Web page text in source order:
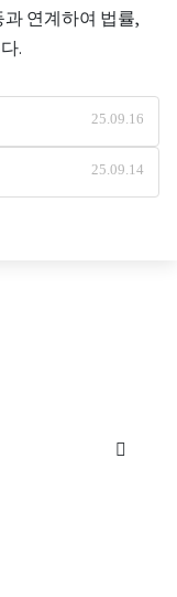
연계하여 법률,
.
25.09.16
25.09.14